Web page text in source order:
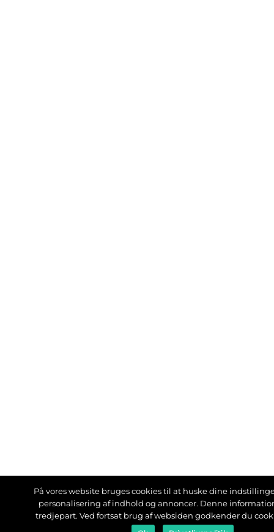
På vores website bruges cookies til at huske dine
personalisering af indhold og annoncer. Denne
tredjepart. Ved fortsat brug af websiden godkender du